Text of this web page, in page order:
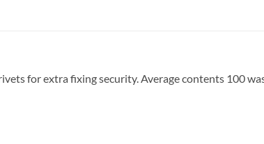
for extra fixing security. Average contents 100